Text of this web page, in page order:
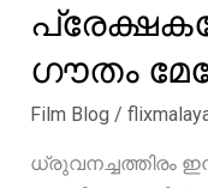
ഗൗതം
Film Blog /
ധ്രുവനച്ചത്തിരം